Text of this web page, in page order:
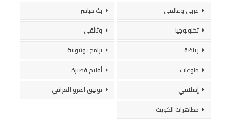
عربي وعالمي
بث مباشر
تكنولوجيا
وثائقي
رياضة
برامج يوتيوبية
منوعات
أفلام قصيرة
إسلامي
توثيق الغزو العراقي
مظاهرات الكويت